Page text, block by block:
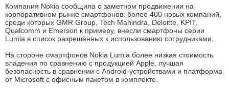
Компания Nokia сообщила о заметном продвижении на
корпоративном рынке смартфонов: более 400 новых компаний,
среди которых GMR Group, Tech Mahindra, Deloitte, KPIT,
Qualcomm и Emerson к примеру, внесли смартфоны серии
Lumia в список разрешённых к использованию сотрудниками.
На стороне смартфонов Nokia Lumia более низкая стоимость
владения по сравнению с продукцией Apple, лучшая
безопасность в сравнении с Android-устройствами и платформа
от Microsoft с офисным пакетом в комплекте.